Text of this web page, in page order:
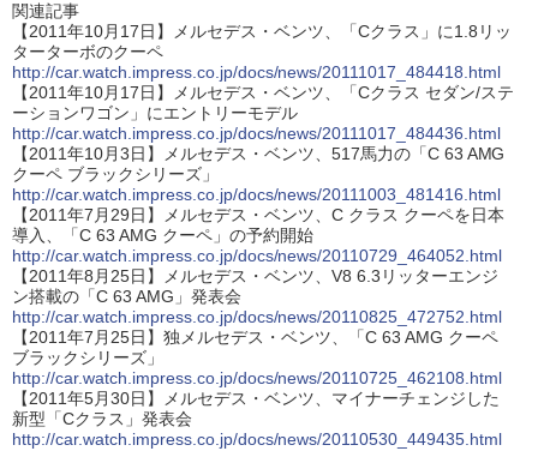
関連記事
【2011年10月17日】メルセデス・ベンツ、「Cクラス」に1.8リッ
ターターボのクーペ
http://car.watch.impress.co.jp/docs/news/20111017_484418.html
【2011年10月17日】メルセデス・ベンツ、「Cクラス セダン/ステ
ーションワゴン」にエントリーモデル
http://car.watch.impress.co.jp/docs/news/20111017_484436.html
【2011年10月3日】メルセデス・ベンツ、517馬力の「C 63 AMG
クーペ ブラックシリーズ」
http://car.watch.impress.co.jp/docs/news/20111003_481416.html
【2011年7月29日】メルセデス・ベンツ、C クラス クーペを日本
導入、「C 63 AMG クーペ」の予約開始
http://car.watch.impress.co.jp/docs/news/20110729_464052.html
【2011年8月25日】メルセデス・ベンツ、V8 6.3リッターエンジ
ン搭載の「C 63 AMG」発表会
http://car.watch.impress.co.jp/docs/news/20110825_472752.html
【2011年7月25日】独メルセデス・ベンツ、「C 63 AMG クーペ
ブラックシリーズ」
http://car.watch.impress.co.jp/docs/news/20110725_462108.html
【2011年5月30日】メルセデス・ベンツ、マイナーチェンジした
新型「Cクラス」発表会
http://car.watch.impress.co.jp/docs/news/20110530_449435.html